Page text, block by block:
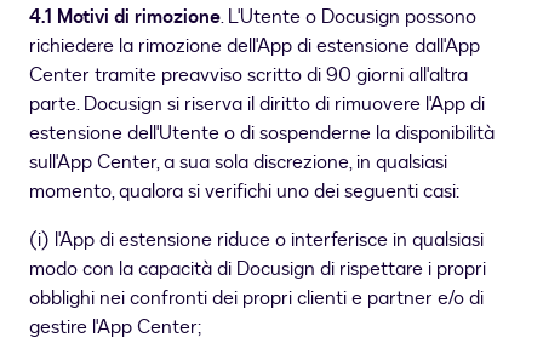
4.1 Motivi di rimozione. L'Utente o Docusign possono
richiedere la rimozione dell'App di estensione dall'App
Center tramite preavviso scritto di 90 giorni all'altra
parte. Docusign si riserva il diritto di rimuovere l'App di
estensione dell'Utente o di sospenderne la disponibilità
sull'App Center, a sua sola discrezione, in qualsiasi
momento, qualora si verifichi uno dei seguenti casi:
(i) l'App di estensione riduce o interferisce in qualsiasi
modo con la capacità di Docusign di rispettare i propri
obblighi nei confronti dei propri clienti e partner e/o di
gestire l'App Center;